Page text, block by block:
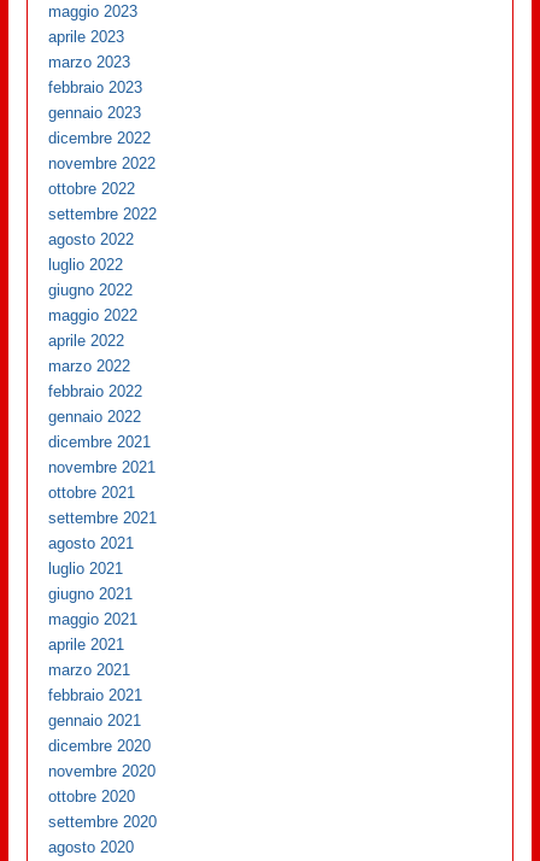
maggio 2023
aprile 2023
marzo 2023
febbraio 2023
gennaio 2023
dicembre 2022
novembre 2022
ottobre 2022
settembre 2022
agosto 2022
luglio 2022
giugno 2022
maggio 2022
aprile 2022
marzo 2022
febbraio 2022
gennaio 2022
dicembre 2021
novembre 2021
ottobre 2021
settembre 2021
agosto 2021
luglio 2021
giugno 2021
maggio 2021
aprile 2021
marzo 2021
febbraio 2021
gennaio 2021
dicembre 2020
novembre 2020
ottobre 2020
settembre 2020
agosto 2020